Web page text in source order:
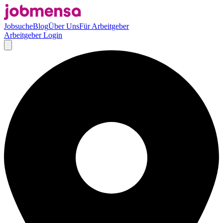
JobsucheBlogÜber UnsFür Arbeitgeber
Arbeitgeber Login